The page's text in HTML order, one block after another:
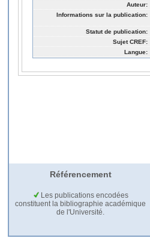
Auteur:
Informations sur la publication:
Statut de publication:
Sujet CREF:
Langue:
Référencement
Les publications encodées
constituent la bibliographie académique
de l'Université.